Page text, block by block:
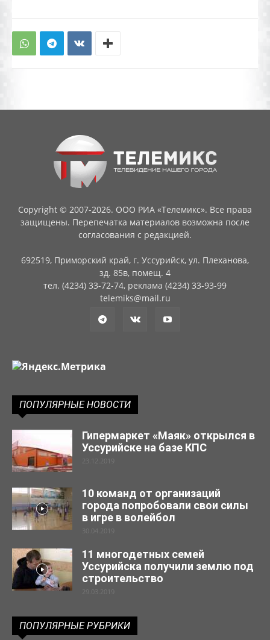
Copyright © 2007-2026. ООО РИА «Телемикс». Все права
защищены. Перепечатка материалов возможна после
согласования с редакцией.
692519, Приморский край, г. Уссурийск, ул. Плеханова,
зд. 85в, помещ. 4
тел. (4234) 33-72-74, реклама (4234) 33-93-99
telemiks@mail.ru
ПОПУЛЯРНЫЕ НОВОСТИ
Гипермаркет «Маяк» открылся в
Уссурийске на базе КПС
23.12.2019
10 команд от организаций
города попробовали свои силы
в игре в волейбол
30.04.2019
11 многодетных семей
Уссурийска получили землю под
строительство
29.03.2019
ПОПУЛЯРНЫЕ РУБРИКИ